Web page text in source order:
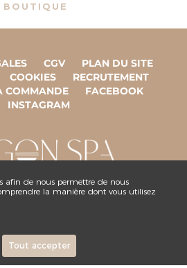
afin de nous permettre de nous
la manière dont vous utilisez
Tout accepter
BOUTIQUE
CGV
PLAN DU SITE
COOKIES
RECRUTEMENT
COMMANDE
FACEBOOK
INSTAGRAM
COLLABORATEUR
web > developpement > SEO
gestion spa urbain, spa hôtelier, crm, erp